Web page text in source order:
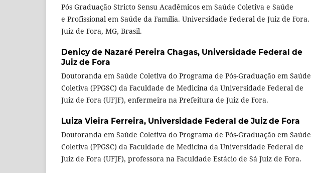
Pós Graduação Stricto Sensu Acadêmicos em Saúde Coletiva e Saúde
e Profissional em Saúde da Família. Universidade Federal de Juiz de Fora.
Juiz de Fora, MG, Brasil.
Denicy de Nazaré Pereira Chagas, Universidade Federal de
Juiz de Fora
Doutoranda em Saúde Coletiva do Programa de Pós-Graduação em Saúde
Coletiva (PPGSC) da Faculdade de Medicina da Universidade Federal de
Juiz de Fora (UFJF), enfermeira na Prefeitura de Juiz de Fora.
Luiza Vieira Ferreira, Universidade Federal de Juiz de Fora
Doutoranda em Saúde Coletiva do Programa de Pós-Graduação em Saúde
Coletiva (PPGSC) da Faculdade de Medicina da Universidade Federal de
Juiz de Fora (UFJF), professora na Faculdade Estácio de Sá Juiz de Fora.